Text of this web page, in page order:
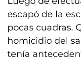
escapó de la
pocas cuadras.
homicidio del
tenía